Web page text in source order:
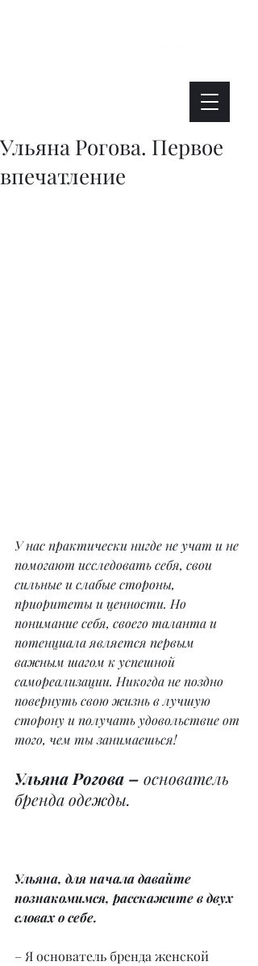
Ульяна Рогова. Первое
впечатление
У нас практически нигде не учат и не
помогают исследовать себя, свои
сильные и слабые стороны,
приоритеты и ценности. Но
понимание себя, своего таланта и
потенциала является первым
важным шагом к успешной
самореализации. Никогда не поздно
повернуть свою жизнь в лучшую
сторону и получать удовольствие от
того, чем ты занимаешься!
Ульяна Рогова – основатель
бренда одежды.
Ульяна, для начала давайте
познакомимся, расскажите в двух
словах о себе.
– Я основатель бренда женской